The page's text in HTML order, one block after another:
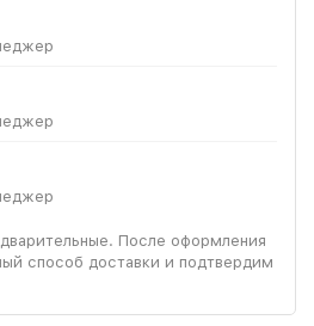
После оформления
способ доставки и подтвердим